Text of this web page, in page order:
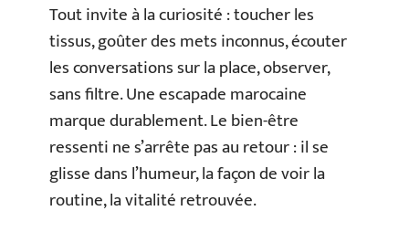
Tout invite à la curiosité : toucher les
tissus, goûter des mets inconnus, écouter
les conversations sur la place, observer,
sans filtre. Une escapade marocaine
marque durablement. Le bien-être
ressenti ne s’arrête pas au retour : il se
glisse dans l’humeur, la façon de voir la
routine, la vitalité retrouvée.